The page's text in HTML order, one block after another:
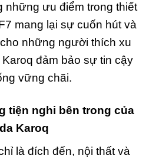
những ưu điểm trong thiết
mang lại sự cuốn hút và
những người thích xu
đảm bảo sự tin cậy
vững chãi.
tiện nghi bên trong của
Karoq
là đích đến, nội thất và